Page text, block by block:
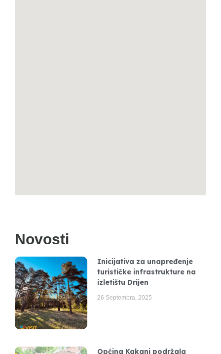
Novosti
Inicijativa za unapređenje
turističke infrastrukture na
izletištu Drijen
26 Septembra, 2025
Općina Kakanj podržala